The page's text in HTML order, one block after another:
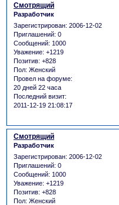
Смотрящий
Разработчик
Зарегистрирован: 2006-12-02
Приглашений: 0
Сообщений: 1000
Уважение: +1219
Позитив: +828
Пол: Женский
Провел на форуме:
20 дней 22 часа
Последний визит:
2011-12-19 21:08:17
Смотрящий
Разработчик
Зарегистрирован: 2006-12-02
Приглашений: 0
Сообщений: 1000
Уважение: +1219
Позитив: +828
Пол: Женский